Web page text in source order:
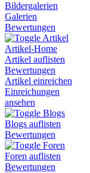
Bildergalerien
Galerien
Bewertungen
Artikel
Artikel-Home
Artikel auflisten
Bewertungen
Artikel einreichen
Einreichungen
ansehen
Blogs
Blogs auflisten
Bewertungen
Foren
Foren auflisten
Bewertungen